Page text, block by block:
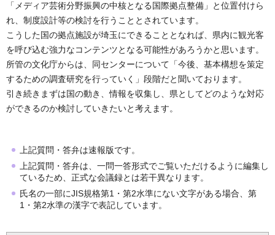
「メディア芸術分野振興の中核となる国際拠点整備」と位置付けら
れ、制度設計等の検討を行うこととされています。
こうした国の拠点施設が埼玉にできることとなれば、県内に観光客
を呼び込む強力なコンテンツとなる可能性があろうかと思います。
所管の文化庁からは、同センターについて「今後、基本構想を策定
するための調査研究を行っていく」段階だと聞いております。
引き続きまずは国の動き、情報を収集し、県としてどのような対応
ができるのか検討していきたいと考えます。
上記質問・答弁は速報版です。
上記質問・答弁は、一問一答形式でご覧いただけるように編集し
ているため、正式な会議録とは若干異なります。
氏名の一部にJIS規格第1・第2水準にない文字がある場合、第
1・第2水準の漢字で表記しています。